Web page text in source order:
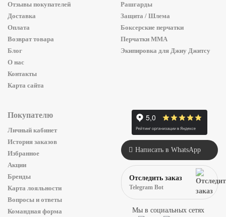
Отзывы покупателей
Доставка
Оплата
Возврат товара
Блог
О нас
Контакты
Карта сайта
Рашгарды
Защита / Шлема
Боксерские перчатки
Перчатки ММА
Экипировка для Джиу Джитсу
Покупателю
Личный кабинет
История заказов
Избранное
Акции
Бренды
Карта лояльности
Вопросы и ответы
Командная форма
Написать в WhatsApp
Отследить заказ
Telegram Bot
Мы в социальных сетях